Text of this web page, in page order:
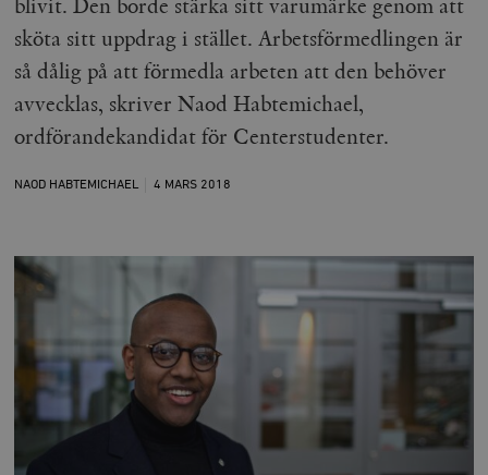
blivit. Den borde stärka sitt varumärke genom att
sköta sitt uppdrag i stället. Arbetsförmedlingen är
så dålig på att förmedla arbeten att den behöver
avvecklas, skriver Naod Habtemichael,
ordförandekandidat för Centerstudenter.
NAOD HABTEMICHAEL 4 MARS 2018